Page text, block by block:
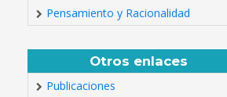
Pensamiento y Racionalidad
Otros enlaces
Publicaciones